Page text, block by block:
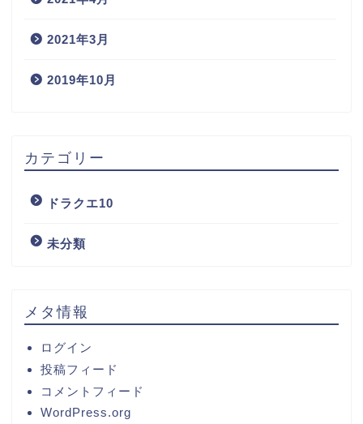
2021年3月
2019年10月
カテゴリー
ドラクエ10
未分類
メタ情報
ログイン
投稿フィード
コメントフィード
WordPress.org